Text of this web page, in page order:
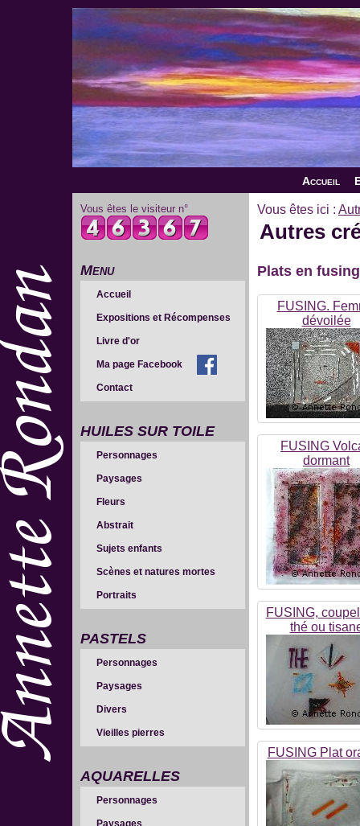
Accueil
Vous êtes le visiteur n°
Menu
Accueil
Expositions et Récompenses
Livre d'or
Ma page Facebook
Contact
HUILES SUR TOILE
Personnages
Paysages
Fleurs
Abstrait
Sujets enfants
Scènes et natures mortes
Portraits
PASTELS
Personnages
Paysages
Divers
Vieilles pierres
AQUARELLES
Personnages
Paysages
Vous êtes ici :
Autres
Plats en fusing
FUSING.
dévoilée
FUSING
dormant
FUSING,
thé ou
FUSING Plat